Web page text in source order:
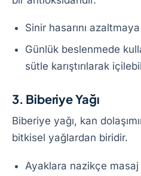
Sinir hasarını
Günlük beslenmede
sütle karıştırılarak
3. Biberiye Yağı
Biberiye yağı, kan
bitkisel yağlardan biridir.
Ayaklara nazikçe